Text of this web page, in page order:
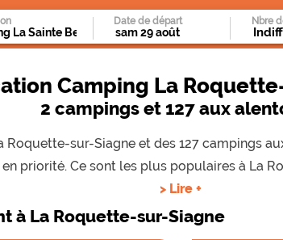
Date de départ Nbre
Camping La
2 campings et 127 aux
Roquette-sur-Siagne et des 127 campings
priorité. Ce sont les plus populaires à La
> Lire +
à La Roquette-sur-Siagne